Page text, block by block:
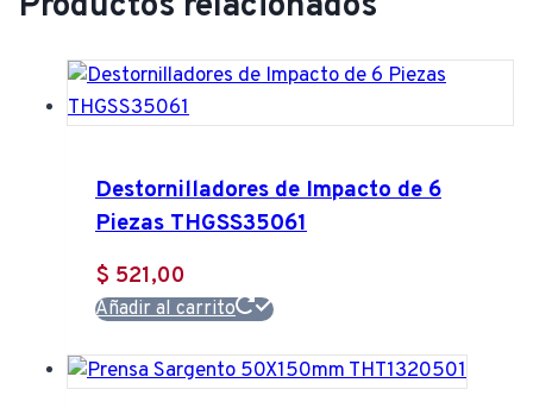
Destornilladores de Impacto de 6
Piezas THGSS35061
$ 521,00
Añadir al carrito